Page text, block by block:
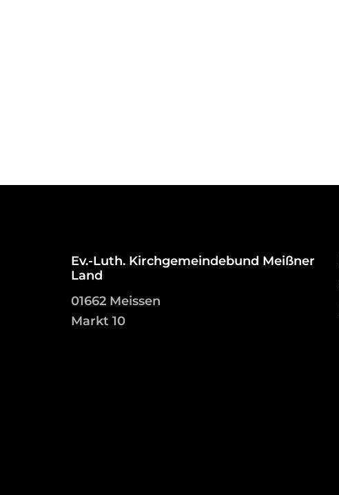
Ev.-Luth. Kirchgemeindebund Meißner
Land
01662 Meissen
Markt 10